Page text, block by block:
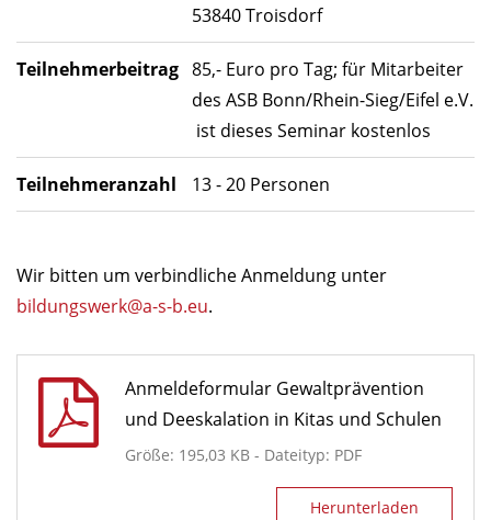
53840 Troisdorf
Teilnehmerbeitrag 85,- Euro pro Tag; für Mitarbeiter
des ASB Bonn/Rhein-Sieg/Eifel e.V.
ist dieses Seminar kostenlos
Teilnehmeranzahl 13 - 20 Personen
Wir bitten um verbindliche Anmeldung unter
bildungswerk@a-s-b.eu.
Anmeldeformular Gewaltprävention
und Deeskalation in Kitas und Schulen
Größe: 195,03 KB - Dateityp: PDF
Herunterladen